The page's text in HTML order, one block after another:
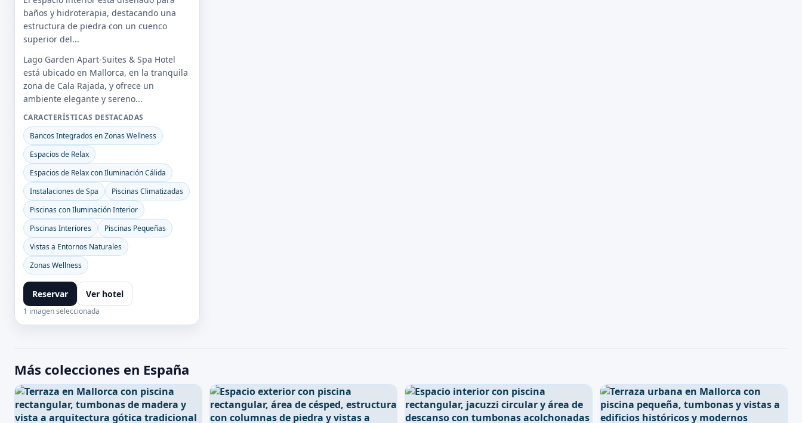
baños y hidroterapia, destacando una
estructura de piedra con un cuenco
superior del...
Lago Garden Apart-Suites & Spa Hotel
está ubicado en Mallorca, en la tranquila
zona de Cala Rajada, y ofrece un
ambiente elegante y sereno...
CARACTERÍSTICAS DESTACADAS
Bancos Integrados en Zonas Wellness
Espacios de Relax
Espacios de Relax con Iluminación Cálida
Instalaciones de Spa
Piscinas Climatizadas
Piscinas con Iluminación Interior
Piscinas Interiores
Piscinas Pequeñas
Vistas a Entornos Naturales
Zonas Wellness
Reservar Ver hotel
1 imagen seleccionada
Más colecciones en España